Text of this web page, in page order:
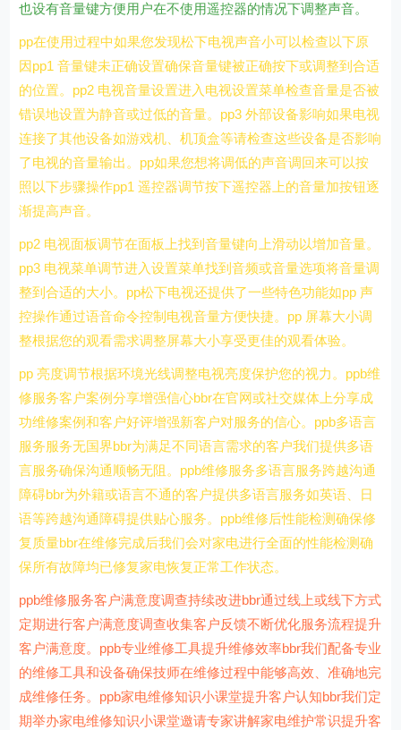
也设有音量键方便用户在不使用遥控器的情况下调整声音。
pp在使用过程中如果您发现松下电视声音小可以检查以下原
因pp1 音量键未正确设置确保音量键被正确按下或调整到合适
的位置。pp2 电视音量设置进入电视设置菜单检查音量是否被
错误地设置为静音或过低的音量。pp3 外部设备影响如果电视
连接了其他设备如游戏机、机顶盒等请检查这些设备是否影响
了电视的音量输出。pp如果您想将调低的声音调回来可以按
照以下步骤操作pp1 遥控器调节按下遥控器上的音量加按钮逐
渐提高声音。
pp2 电视面板调节在面板上找到音量键向上滑动以增加音量。
pp3 电视菜单调节进入设置菜单找到音频或音量选项将音量调
整到合适的大小。pp松下电视还提供了一些特色功能如pp 声
控操作通过语音命令控制电视音量方便快捷。pp 屏幕大小调
整根据您的观看需求调整屏幕大小享受更佳的观看体验。
pp 亮度调节根据环境光线调整电视亮度保护您的视力。ppb维
修服务客户案例分享增强信心bbr在官网或社交媒体上分享成
功维修案例和客户好评增强新客户对服务的信心。ppb多语言
服务服务无国界bbr为满足不同语言需求的客户我们提供多语
言服务确保沟通顺畅无阻。ppb维修服务多语言服务跨越沟通
障碍bbr为外籍或语言不通的客户提供多语言服务如英语、日
语等跨越沟通障碍提供贴心服务。ppb维修后性能检测确保修
复质量bbr在维修完成后我们会对家电进行全面的性能检测确
保所有故障均已修复家电恢复正常工作状态。
ppb维修服务客户满意度调查持续改进bbr通过线上或线下方式
定期进行客户满意度调查收集客户反馈不断优化服务流程提升
客户满意度。ppb专业维修工具提升维修效率bbr我们配备专业
的维修工具和设备确保技师在维修过程中能够高效、准确地完
成维修任务。ppb家电维修知识小课堂提升客户认知bbr我们定
期举办家电维修知识小课堂邀请专家讲解家电维护常识提升客